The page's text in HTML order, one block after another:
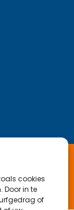
cookies
in te
of